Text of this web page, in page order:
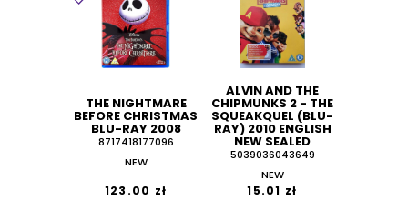
THE NIGHTMARE
BEFORE CHRISTMAS
BLU-RAY 2008
8717418177096
NEW
123.00 zł
ALVIN AND THE
CHIPMUNKS 2 - THE
SQUEAKQUEL (BLU-
RAY) 2010 ENGLISH
NEW SEALED
5039036043649
NEW
15.01 zł